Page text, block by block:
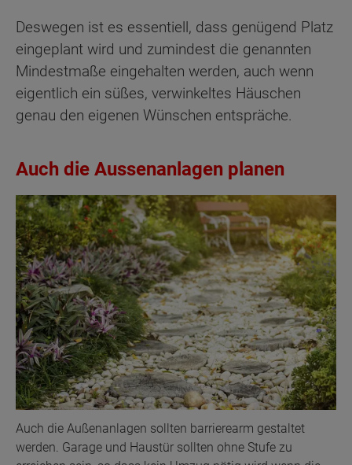
Deswegen ist es essentiell, dass genügend Platz
eingeplant wird und zumindest die genannten
Mindestmaße eingehalten werden, auch wenn
eigentlich ein süßes, verwinkeltes Häuschen
genau den eigenen Wünschen entspräche.
Auch die Aussenanlagen planen
Auch die Außenanlagen sollten barrierearm gestaltet
werden. Garage und Haustür sollten ohne Stufe zu